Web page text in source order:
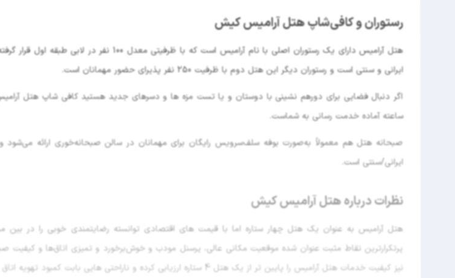
رستوران و کافی‌شاپ هتل آرامیس کیش
هتل آرامیس دارای یک رستوران اصلی با نام آرامیس است که با
ایرانی و سنتی است و رستوران دیگر این هتل دوم با ظرفیت 250 نفر پذیرای حضور مهمانان است.
ساعته آماده خدمت رسانی به شماست.
صبحانه هتل هم معمولاً به‌صورت بوفه سلف‌سرویس رایگان برای مهمانان در سالن صبحانه‌خوری ارائه می‌شود
ایرانی/سنتی است.
نظرات درباره هتل آرامیس کیش
هتل آرامیس به عنوان یک هتل چهار ستاره اما با قیمت های اقتصادی توانسته رضایتمندی خوبی را در
پرتکرارترین نقاط مثبت عنوان شده موقعیت مکانی عالی، پرسنل مودب و خوش‌برخورد و تمیزی اتاق‌ها و کیفیت
نیز کیفیت خدمات هتل آرامیس را پایین تر از یک هتل 4 ستاره ارزیابی کرده و ناراحتی هایی بابت کمبود تهویه اتاق ها در هوای گرم داشته اند.